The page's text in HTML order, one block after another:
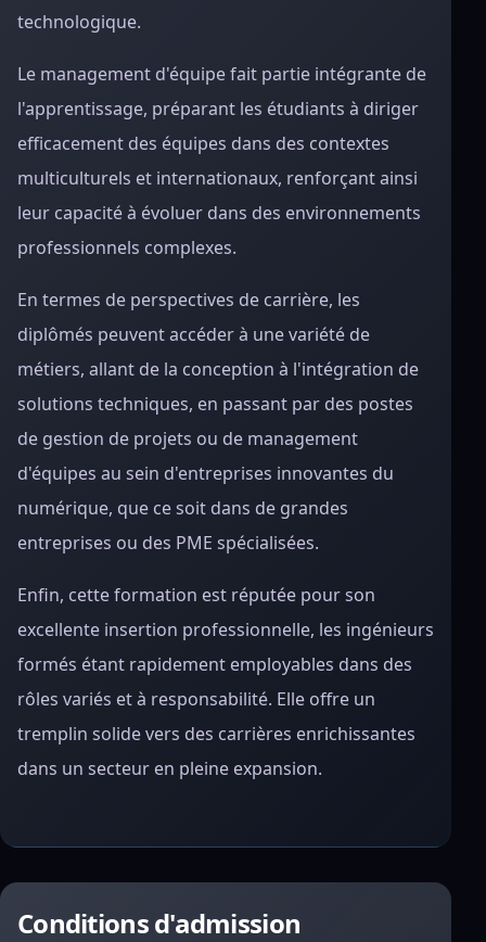
technologique.
Le management d'équipe fait partie intégrante de
l'apprentissage, préparant les étudiants à diriger
efficacement des équipes dans des contextes
multiculturels et internationaux, renforçant ainsi
leur capacité à évoluer dans des environnements
professionnels complexes.
En termes de perspectives de carrière, les
diplômés peuvent accéder à une variété de
métiers, allant de la conception à l'intégration de
solutions techniques, en passant par des postes
de gestion de projets ou de management
d'équipes au sein d'entreprises innovantes du
numérique, que ce soit dans de grandes
entreprises ou des PME spécialisées.
Enfin, cette formation est réputée pour son
excellente insertion professionnelle, les ingénieurs
formés étant rapidement employables dans des
rôles variés et à responsabilité. Elle offre un
tremplin solide vers des carrières enrichissantes
dans un secteur en pleine expansion.
Conditions d'admission